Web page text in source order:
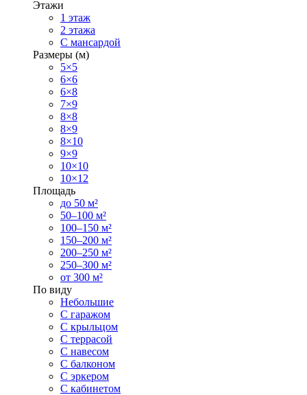
Этажи
1 этаж
2 этажа
С мансардой
Размеры (м)
5×5
6×6
6×8
7×9
8×8
8×9
8×10
9×9
10×10
10×12
Площадь
до 50 м²
50–100 м²
100–150 м²
150–200 м²
200–250 м²
250–300 м²
от 300 м²
По виду
Небольшие
С гаражом
С крыльцом
С террасой
С навесом
С балконом
С эркером
С кабинетом